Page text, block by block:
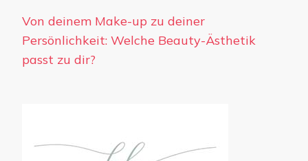
Von deinem Make-up zu deiner
Persönlichkeit: Welche Beauty-Ästhetik
passt zu dir?